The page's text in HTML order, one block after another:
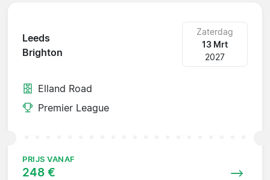
Leeds
Brighton
Zaterdag
13 Mrt
2027
Elland Road
Premier League
PRIJS VANAF
248 €